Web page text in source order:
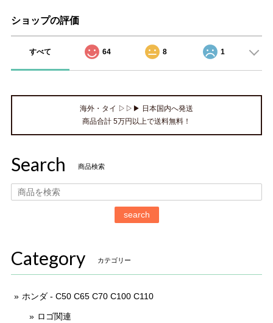
ショップの評価
すべて 64 8 1
海外・タイ ▷▷▶ 日本国内へ発送
商品合計 5万円以上で送料無料！
Search 商品検索
search
Category カテゴリー
ホンダ - C50 C65 C70 C100 C110
ロゴ関連